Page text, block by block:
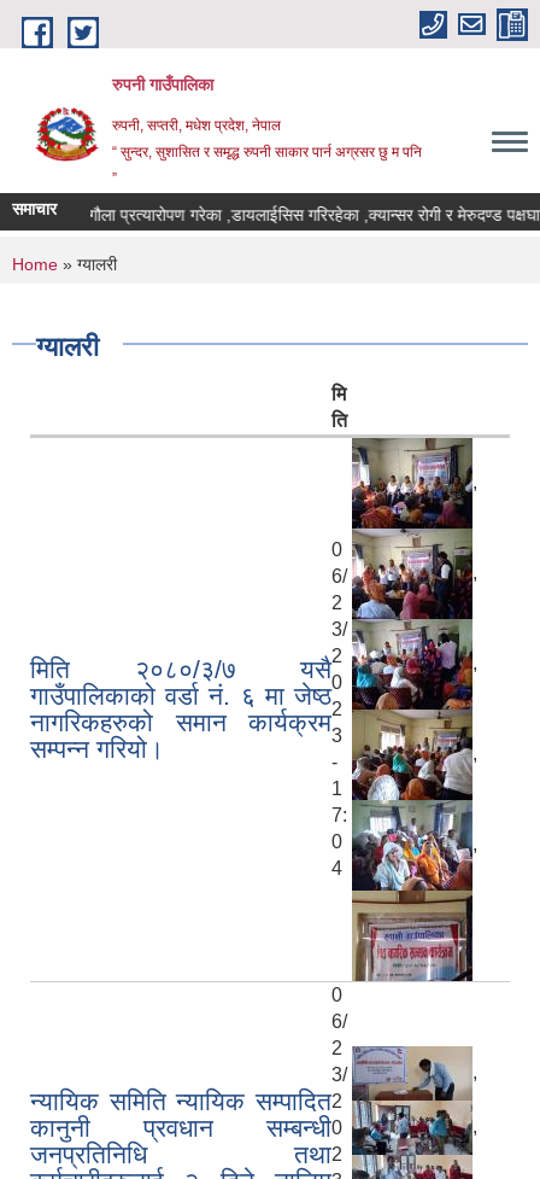
Skip to main content
रुपनी गाउँपालिका
रुपनी, सप्तरी, मधेश प्रदेश, नेपाल
“ सुन्दर, सुशासित र समृद्ध रुपनी साकार पार्न अग्रसर छु म पनि
”
समाचार मृगौला प्रत्यारोपण गरेका ,डायलाईसिस गरिरहेका ,क्यान्सर रोगी र मेरुदण्ड
You are here
Home » ग्यालरी
ग्यालरी
मि
ति
मिति २०८०/३/७ यसै
गाउँपालिकाको वर्डा नं. ६ मा जेष्ठ
नागरिकहरुको समान कार्यक्रम
सम्पन्न गरियो।
0
6/
2
3/
2
0
2
3
-
1
7:
0
4
,
,
,
,
,
न्यायिक समिति न्यायिक सम्पादित
कानुनी प्रवधान सम्बन्धी
जनप्रतिनिधि तथा
0
6/
2
3/
2
0
2
,
,